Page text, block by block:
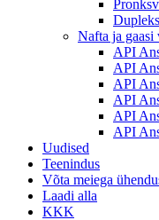
Nafta ja gaasi
API
API
API
API
API
API
Uudised
Teenindus
Võta meiega
Laadi alla
KKK